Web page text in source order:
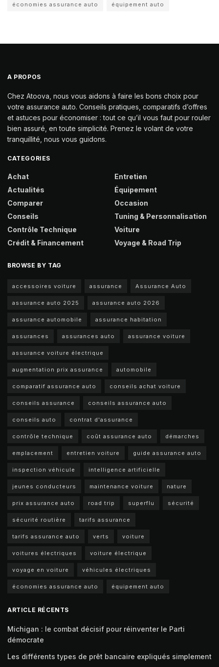
économies assurance auto équipement auto
A PROPOS
Chez Atoova, nous vous aidons à faire les bons choix pour
votre assurance auto. Conseils pratiques, comparatifs d’offres
et astuces pour économiser : tout ce qu’il vous faut pour rouler
bien assuré, en toute simplicité. Prenez le volant de votre
tranquillité, nous vous guidons.
CATEGORIES
Achat
Actualités
Comparer
Conseils
Contrôle Technique
Crédit & Financement
Entretien
Équipement
Occasion
Tuning & Personnalisation
Voiture
Voyage & Road Trip
BROWSE BY TAG
accessoires voiture assurance Assurance Auto
assurance auto 2025 assurance auto 2026
assurance automobile assurance habitation
assurances assurances auto assurance voiture
assurance voiture électrique
augmentation prix assurance automobile
comparatif assurance auto conseils achat voiture
conseils assurance conseils assurance auto
conseils auto contrat d'assurance
contrôle technique coût assurance auto démarches
emplacement entretien voiture guide assurance auto
inspection véhicule intelligence artificielle
jeunes conducteurs maintenance voiture nature
prix assurance auto road trip superflu sécurité
sécurité routière tarifs assurance
tarifs assurance auto verts voiture
voitures électriques voiture électrique
voyage en voiture véhicules électriques
économies assurance auto équipement auto
ARTICLE RÉCENTS
Michigan : le combat décisif pour réinventer le Parti
démocrate
Les différents types de prêt bancaire expliqués simplement